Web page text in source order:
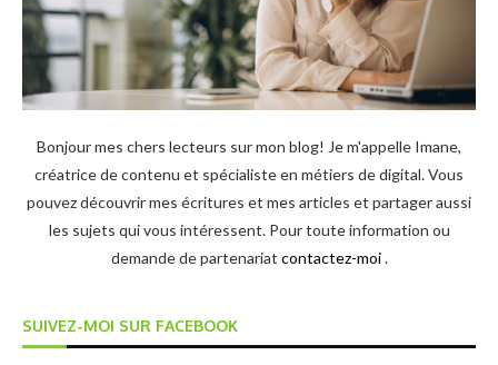
Bonjour mes chers lecteurs sur mon blog! Je m'appelle Imane,
créatrice de contenu et spécialiste en métiers de digital. Vous
pouvez découvrir mes écritures et mes articles et partager aussi
les sujets qui vous intéressent. Pour toute information ou
demande de partenariat contactez-moi.
SUIVEZ-MOI SUR FACEBOOK